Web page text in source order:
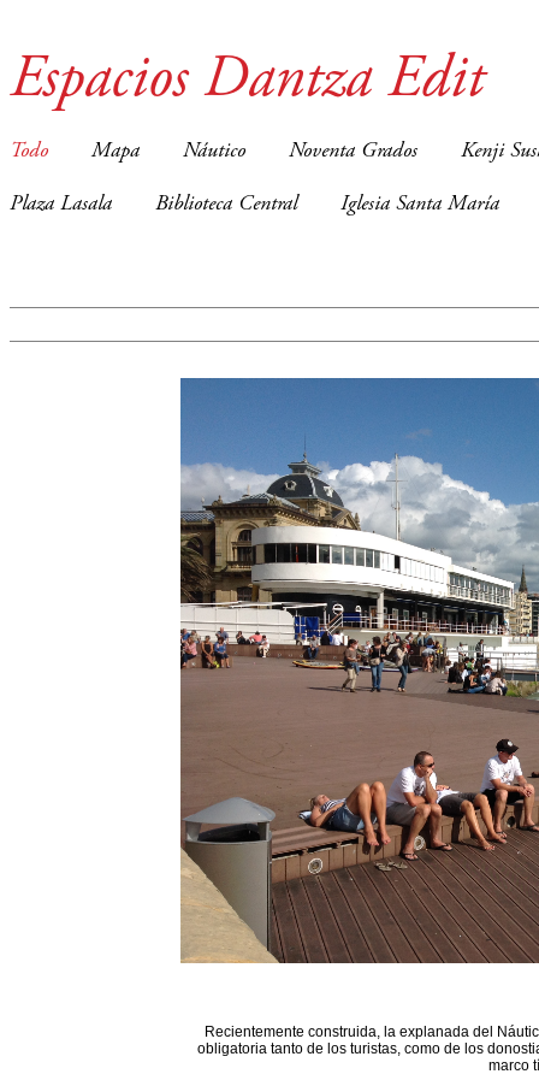
Espacios Dantza Edit
Todo Mapa Náutico Noventa Grados Kenji
Plaza Lasala Biblioteca Central Iglesia Santa María
Recientemente construida, la explanada del
obligatoria tanto de los turistas, como de los
marco